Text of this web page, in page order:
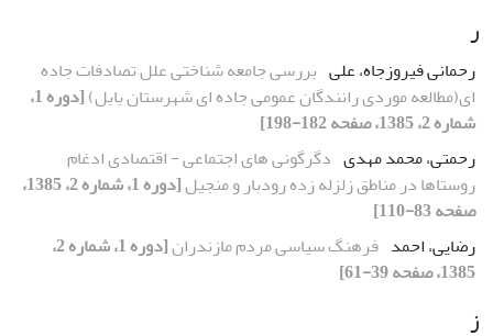
ر
رحمانی فیروزجاه، علی بررسی جامعه شناختی علل تصادفات جاده
ای(مطالعه موردی رانندگان عمومی جاده ای شهرستان بابل)
[دوره 1،
شماره 2، 1385، صفحه 182-198]
رحمتی، محمد مهدی دگرگونی های اجتماعی - اقتصادی ادغام
روستاها در مناطق زلزله زده رودبار و منجیل
[دوره 1، شماره 2، 1385،
صفحه 83-110]
رضایی، احمد فرهنگ سیاسی مردم مازندران
[دوره 1، شماره 2،
1385، صفحه 39-61]
ز